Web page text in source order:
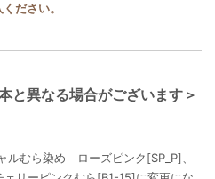
ださい。
異なる場合がございます＞
ルむら染め ローズピンク[SP_P]、